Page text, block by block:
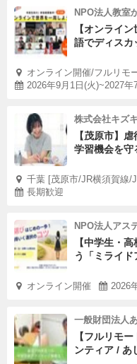
NPO法人教室
【オンライ
語でディスカ
オンライン開催/フルリモ
2026年9月1日(火)~2027年
株式会社キズキ
【茂原市】
学習機会を守
千葉 [茂原市/JR横須賀線/
長期歓迎
NPO法人アス
【中学生・
う「ミライ
オンライン開催 2026
一般財団法人
【フルリモ
ンティア / あ